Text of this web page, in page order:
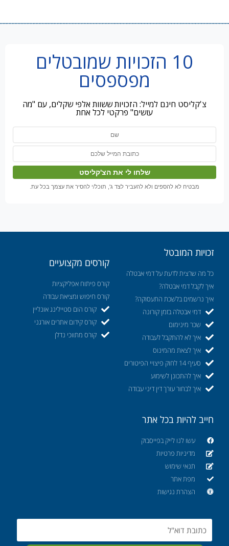
10 הזכויות שמובטלים
מפספסים
צ'קליסט חינם למייל: הזכויות ששוות אלפי שקלים, עם "מה
עושים" פרקטי לכל אחת
מבטיח לא להספים ולא להעביר לצד ג', תוכל/י להסיר את עצמך בכל עת.
זכויות המובטל
כל מה שרצית לדעת על דמי אבטלה
איך לקבל דמי אבטלה?
איך נרשמים בלשכת התעסוקה?
דמי אבטלה בזמן קורונה
שכר מינימום
איך לא להתקבל לעבודה
איך לצאת מהמינוס
סעיף 14 לחוק פיצויי הפיטורים
איך להתכונן לשימוע
איך לבחור עורך דין דיני עבודה
קורסים מקצועיים
קורס פיתוח אפליקציות
קורס חיפוש ומציאת עבודה
קורס הום סטיילינג אונליין
קורס קידום אתרים אורגני
קורס מתווכי נדלן
חייב להיות בכל אתר
עשו לנו לייק בפייסבוק
מדיניות פרטיות
תנאי שימוש
מפת אתר
הצהרת נגישות
Email